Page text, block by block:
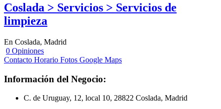
Coslada > Servicios > Servicios de
limpieza
En Coslada, Madrid
0 Opiniones
Contacto Horario Fotos Google Maps
Información del Negocio:
C. de Uruguay, 12, local 10, 28822 Coslada, Madrid